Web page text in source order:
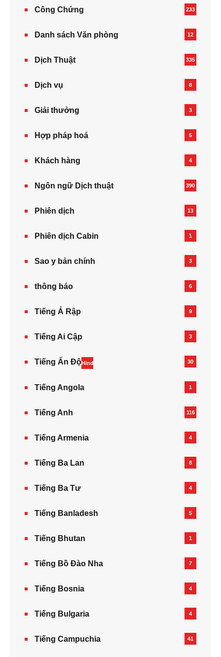
Công Chứng 233
Danh sách Văn phòng 12
Dịch Thuật 335
Dịch vụ 8
Giải thưởng 3
Hợp pháp hoá 5
Khách hàng 4
Ngôn ngữ Dịch thuật 390
Phiên dịch 13
Phiên dịch Cabin 1
Sao y bản chính 3
thông báo 6
Tiếng Ả Rập 9
Tiếng Ai Cập 3
Tiếng Ấn ĐộHindi 30
Tiếng Angola 1
Tiếng Anh 116
Tiếng Armenia‎ 4
Tiếng Ba Lan 8
Tiếng Ba Tư 4
Tiếng Banladesh 5
Tiếng Bhutan 1
Tiếng Bồ Đào Nha 7
Tiếng Bosnia 4
Tiếng Bulgaria 4
Tiếng Campuchia 41